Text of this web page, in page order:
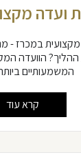
ועדה
במכרז -
הוועדה
המשמעותיים
קרא עוד